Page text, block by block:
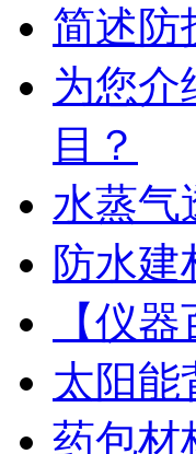
简述防
为您介
目？
水蒸气
防水
【仪
太阳
药包